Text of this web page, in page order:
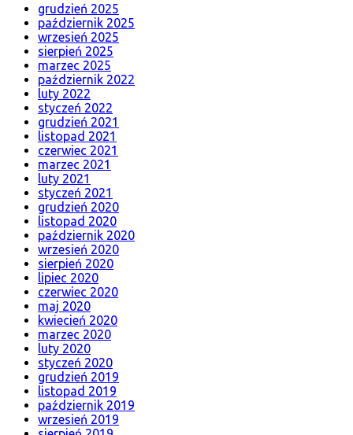
grudzień 2025
październik 2025
wrzesień 2025
sierpień 2025
marzec 2025
październik 2022
luty 2022
styczeń 2022
grudzień 2021
listopad 2021
czerwiec 2021
marzec 2021
luty 2021
styczeń 2021
grudzień 2020
listopad 2020
październik 2020
wrzesień 2020
sierpień 2020
lipiec 2020
czerwiec 2020
maj 2020
kwiecień 2020
marzec 2020
luty 2020
styczeń 2020
grudzień 2019
listopad 2019
październik 2019
wrzesień 2019